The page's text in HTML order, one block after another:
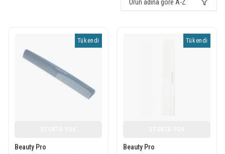
Ürün adına göre A-Z
Tükendi
Beauty Pro
Tükendi
Beauty Pro